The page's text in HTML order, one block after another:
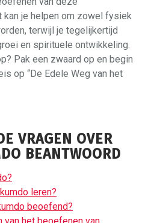
kan je helpen om zowel fysiek
terwijl je tegelijkertijd
en spirituele ontwikkeling.
Pak een zwaard op en begin
op “De Edele Weg van het
VRAGEN OVER
BEANTWOORD
leren?
beoefend?